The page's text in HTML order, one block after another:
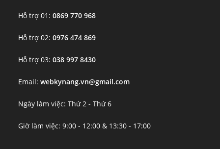
Hỗ trợ 01:0869 770 968
Hỗ trợ 02:0976 474 869
Hỗ trợ 03:038 997 8430
Email:webkynang.vn@gmail.com
Ngày làm việc: Thứ 2 - Thứ 6
Giờ làm việc: 9:00 - 12:00 & 13:30 - 17:00